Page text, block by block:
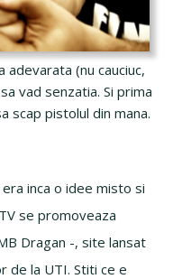
adevarata (nu cauciuc,
vad senzatia. Si prima
scap pistolul din mana.
inca o idee misto si
se promoveaza
Dragan -, site lansat
de la UTI. Stiti ce e